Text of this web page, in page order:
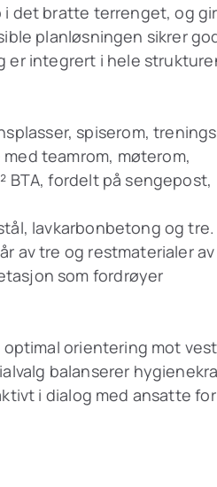
det bratte terrenget, og
planløsningen sikrer
er integrert i hele
spiserom,
teamrom, møterom,
BTA, fordelt på sengepost,
lavkarbonbetong og tre.
av tre og restmaterialer av
som fordrøyer
orientering mot
balanserer
i dialog med ansatte